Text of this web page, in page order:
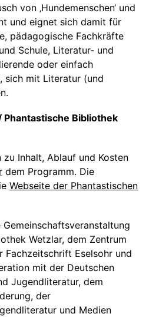
von ‚Hundemenschen‘ und
und eignet sich damit für
pädagogische Fachkräfte
Schule, Literatur- und
oder einfach
sich mit Literatur (und
Phantastische Bibliothek
zu Inhalt, Ablauf und Kosten
dem Programm. Die
Webseite der Phantastischen
Wetzlar, dem Zentrum
Fachzeitschrift Eselsohr und
mit der Deutschen
Jugendliteratur, dem
der
und Medien